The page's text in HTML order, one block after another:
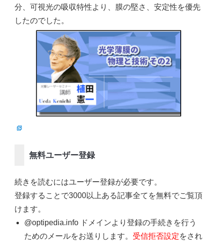
分、可視光の吸収特性より、膜の堅さ、安定性を優先
したのでした。
無料ユーザー登録
続きを読むにはユーザー登録が必要です。
登録することで3000以上ある記事全てを無料でご覧頂
けます。
@optipedia.info ドメインより登録の手続きを行う
ためのメールをお送りします。 受信拒否設定をされ